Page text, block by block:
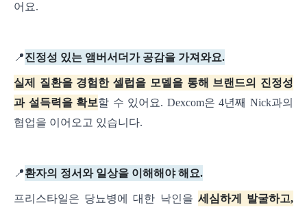
어요.
📍진정성 있는 앰버서더가 공감을 가져와요.
실제 질환을 경험한 셀럽을 모델을 통해 브랜드의 진정성
과 설득력을 확보할 수 있어요. Dexcom은 4년째 Nick과의
협업을 이어오고 있습니다.
📍환자의 정서와 일상을 이해해야 해요.
프리스타일은 당뇨병에 대한 낙인을 세심하게 발굴하고,